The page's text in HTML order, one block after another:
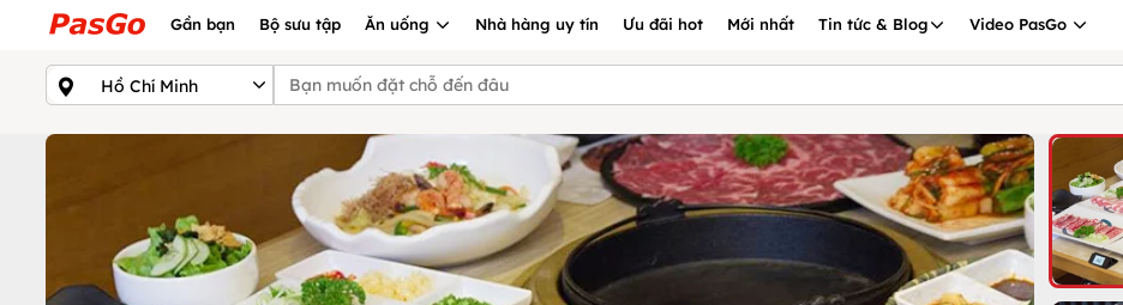
Gần bạn Bộ sưu tập Ăn uống Nhà hàng uy tín Ưu đãi hot Mới nhất Tin tức & Blog Video PasGo